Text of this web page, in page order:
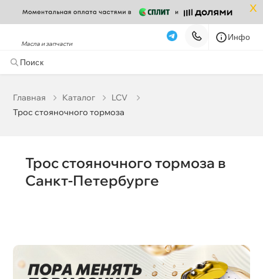
x
Масла и запчасти
Инфо
Главная Катало
LCV
Трос стояночного тормоза
Трос стояночного тормоза
Санкт-Петербурге
Самовывоз Сегодня